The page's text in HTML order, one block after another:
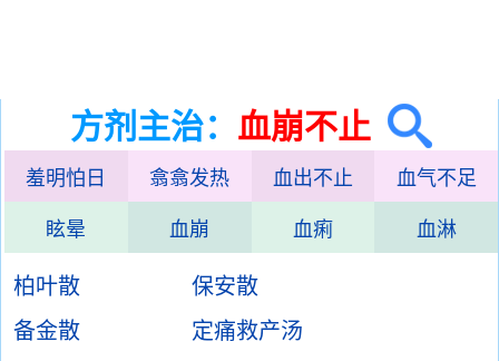
方剂主治： 血崩不止
羞明怕日 翕翕发热 血出不止 血气不足
眩晕 血崩 血痢 血淋
柏叶散
保安散
备金散
定痛救产汤